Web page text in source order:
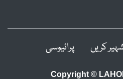
کریں پرائیوسی
Copyright ©